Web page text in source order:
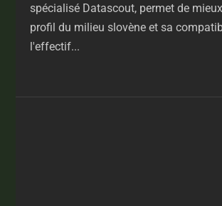
spécialisé Datascout, permet de
profil du milieu slovène et sa
l'effectif...